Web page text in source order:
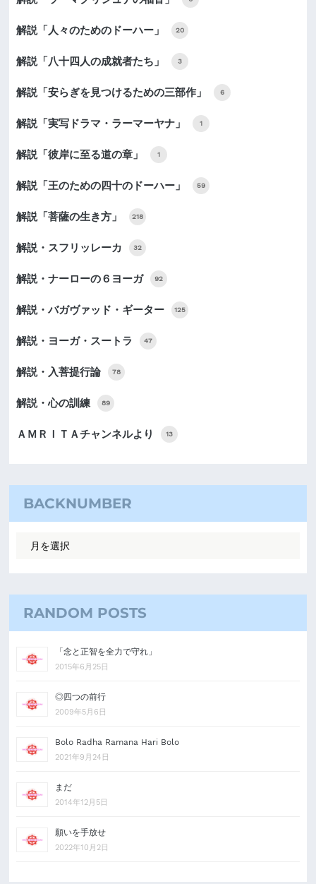
解説「人々のためのドーハー」 20
解説「八十四人の成就者たち」 3
解説「安らぎを見つけるための三部作」 6
解説「実写ドラマ・ラーマーヤナ」 1
解説「彼岸に至る道の章」 1
解説「王のための四十のドーハー」 59
解説「菩薩の生き方」 218
解説・スフリッレーカ 32
解説・ナーローの６ヨーガ 92
解説・バガヴァッド・ギーター 125
解説・ヨーガ・スートラ 47
解説・入菩提行論 78
解説・心の訓練 89
ＡＭＲＩＴＡチャンネルより 13
BACKNUMBER
RANDOM POSTS
「念と正智を全力で守れ」
2015年6月25日
◎四つの前行
2009年5月6日
Bolo Radha Ramana Hari Bolo
2021年9月24日
まだ
2014年12月5日
願いを手放せ
2022年10月2日